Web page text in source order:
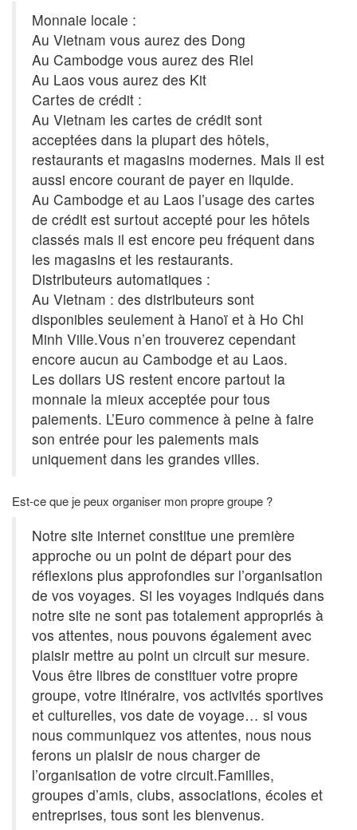
Monnaie locale :
Au Vietnam vous aurez des Dong
Au Cambodge vous aurez des Riel
Au Laos vous aurez des Kit
Cartes de crédit :
Au Vietnam les cartes de crédit sont
acceptées dans la plupart des hôtels,
restaurants et magasins modernes. Mais il est
aussi encore courant de payer en liquide.
Au Cambodge et au Laos l’usage des cartes
de crédit est surtout accepté pour les hôtels
classés mais il est encore peu fréquent dans
les magasins et les restaurants.
Distributeurs automatiques :
Au Vietnam : des distributeurs sont
disponibles seulement à Hanoï et à Ho Chi
Minh Ville.Vous n’en trouverez cependant
encore aucun au Cambodge et au Laos.
Les dollars US restent encore partout la
monnaie la mieux acceptée pour tous
paiements. L’Euro commence à peine à faire
son entrée pour les paiements mais
uniquement dans les grandes villes.
Est-ce que je peux organiser mon propre groupe ?
Notre site internet constitue une première
approche ou un point de départ pour des
réflexions plus approfondies sur l’organisation
de vos voyages. Si les voyages indiqués dans
notre site ne sont pas totalement appropriés à
vos attentes, nous pouvons également avec
plaisir mettre au point un circuit sur mesure.
Vous être libres de constituer votre propre
groupe, votre itinéraire, vos activités sportives
et culturelles, vos date de voyage… si vous
nous communiquez vos attentes, nous nous
ferons un plaisir de nous charger de
l’organisation de votre circuit.Familles,
groupes d’amis, clubs, associations, écoles et
entreprises, tous sont les bienvenus.